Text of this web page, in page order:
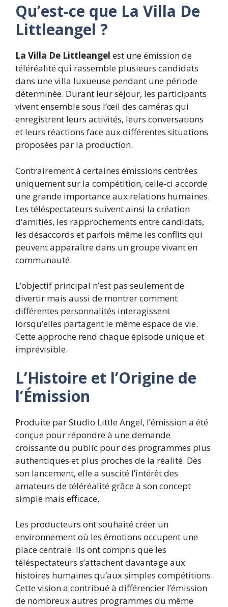
Qu’est-ce que La Villa De
Littleangel ?
La Villa De Littleangel est une émission de
téléréalité qui rassemble plusieurs candidats
dans une villa luxueuse pendant une période
déterminée. Durant leur séjour, les participants
vivent ensemble sous l’œil des caméras qui
enregistrent leurs activités, leurs conversations
et leurs réactions face aux différentes situations
proposées par la production.
Contrairement à certaines émissions centrées
uniquement sur la compétition, celle-ci accorde
une grande importance aux relations humaines.
Les téléspectateurs suivent ainsi la création
d’amitiés, les rapprochements entre candidats,
les désaccords et parfois même les conflits qui
peuvent apparaître dans un groupe vivant en
communauté.
L’objectif principal n’est pas seulement de
divertir mais aussi de montrer comment
différentes personnalités interagissent
lorsqu’elles partagent le même espace de vie.
Cette approche rend chaque épisode unique et
imprévisible.
L’Histoire et l’Origine de
l’Émission
Produite par Studio Little Angel, l’émission a été
conçue pour répondre à une demande
croissante du public pour des programmes plus
authentiques et plus proches de la réalité. Dès
son lancement, elle a suscité l’intérêt des
amateurs de téléréalité grâce à son concept
simple mais efficace.
Les producteurs ont souhaité créer un
environnement où les émotions occupent une
place centrale. Ils ont compris que les
téléspectateurs s’attachent davantage aux
histoires humaines qu’aux simples compétitions.
Cette vision a contribué à différencier l’émission
de nombreux autres programmes du même